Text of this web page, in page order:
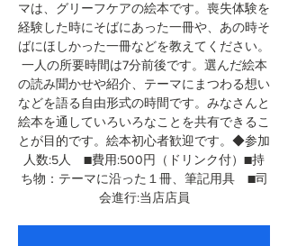
マは、グリーフケアの絵本です。喪失体験を
経験した時にそばにあった一冊や、あの時そ
ばにほしかった一冊などを教えてください。
一人の所要時間は7分前後です。選んだ絵本
の読み聞かせや紹介、テーマにまつわる想い
などを語る自由形式の時間です。みなさんと
絵本を通していろいろなことを共有できるこ
とが目的です。絵本初心者歓迎です。◆参加
人数:5人 ■費用:500円（ドリンク付）■持
ち物：テーマに沿った１冊、筆記用具 ■司
会進行:当店店員